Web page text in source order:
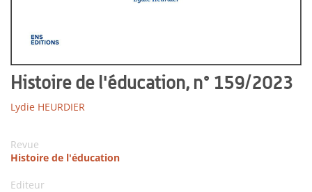
Histoire de l'éducation, n° 159/2023
Lydie HEURDIER
Revue
Histoire de l'éducation
Editeur